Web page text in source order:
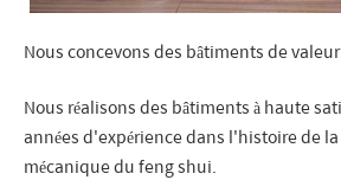
Nous concevons des bâtiments de
Nous réalisons des bâtiments à haute
années d'expérience dans l'histoire de
mécanique du feng shui.